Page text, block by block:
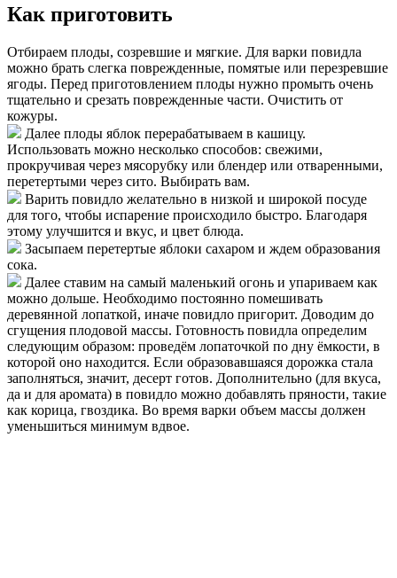
Как приготовить
Отбираем плоды, созревшие и мягкие. Для варки повидла
можно брать слегка поврежденные, помятые или перезревшие
ягоды. Перед приготовлением плоды нужно промыть очень
тщательно и срезать поврежденные части. Очистить от
кожуры.
Далее плоды яблок перерабатываем в кашицу.
Использовать можно несколько способов: свежими,
прокручивая через мясорубку или блендер или отваренными,
перетертыми через сито. Выбирать вам.
Варить повидло желательно в низкой и широкой посуде
для того, чтобы испарение происходило быстро. Благодаря
этому улучшится и вкус, и цвет блюда.
Засыпаем перетертые яблоки сахаром и ждем образования
сока.
Далее ставим на самый маленький огонь и упариваем как
можно дольше. Необходимо постоянно помешивать
деревянной лопаткой, иначе повидло пригорит. Доводим до
сгущения плодовой массы. Готовность повидла определим
следующим образом: проведём лопаточкой по дну ёмкости, в
которой оно находится. Если образовавшаяся дорожка стала
заполняться, значит, десерт готов. Дополнительно (для вкуса,
да и для аромата) в повидло можно добавлять пряности, такие
как корица, гвоздика. Во время варки объем массы должен
уменьшиться минимум вдвое.